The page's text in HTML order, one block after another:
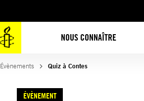
NOUS CONNAÎTRE
Évènements Quiz à Contes
ÉVÈNEMENT